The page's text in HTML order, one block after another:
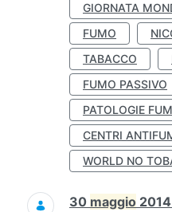
GIORNATA
FUMO
TABACCO
FUMO PASSIVO
PATOLOGIE
CENTRI
WORLD NO
30 maggio